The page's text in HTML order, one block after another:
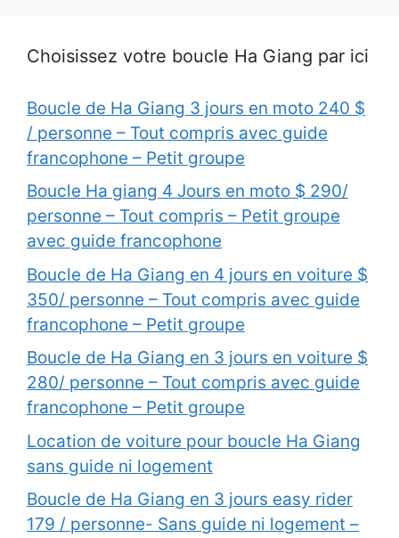
Choisissez votre boucle Ha Giang par ici
Boucle de Ha Giang 3 jours en moto 240 $
/ personne – Tout compris avec guide
francophone – Petit groupe
Boucle Ha giang 4 Jours en moto $ 290/
personne – Tout compris – Petit groupe
avec guide francophone
Boucle de Ha Giang en 4 jours en voiture $
350/ personne – Tout compris avec guide
francophone – Petit groupe
Boucle de Ha Giang en 3 jours en voiture $
280/ personne – Tout compris avec guide
francophone – Petit groupe
Location de voiture pour boucle Ha Giang
sans guide ni logement
Boucle de Ha Giang en 3 jours easy rider
179 / personne- Sans guide ni logement –